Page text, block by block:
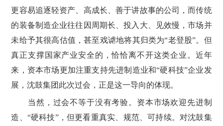
更容易追逐轻资产、高成长、善于讲故事的公司，而传统
的装备制造企业往往因周期长、投入大、见效慢，市场并
未给予其很高估值，甚至戏谑地将其归类为“老登股”。但
真正支撑国家产业安全的，恰恰离不开这类企业。近年
来，资本市场更加注重支持先进制造业和“硬科技”企业发
展，沈鼓集团此次过会，正是这一导向的体现。
当然，过会不等于没有考验。资本市场欢迎先进制
造、“硬科技”，但更看重真实、规范、可持续。对沈鼓集